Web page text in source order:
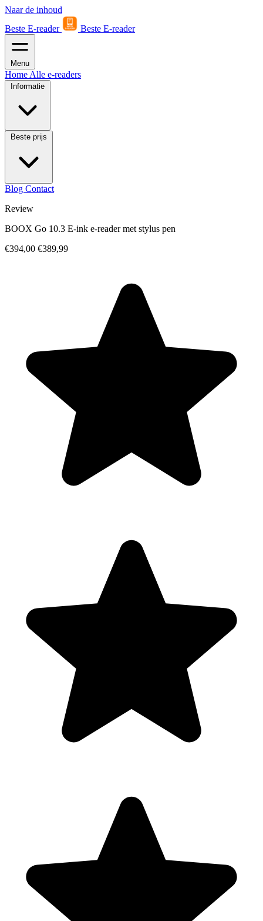
Naar de inhoud
Beste E-reader
Beste E-reader
Menu
Home Alle e-readers
Informatie
Beste prijs
Blog Contact
Review
BOOX Go 10.3 E-ink e-reader met stylus pen
€394,00 €389,99